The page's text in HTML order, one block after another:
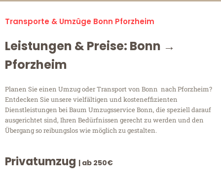
Transporte & Umzüge Bonn Pforzheim
Leistungen & Preise: Bonn →
Pforzheim
Planen Sie einen Umzug oder Transport von Bonn nach Pforzheim?
Entdecken Sie unsere vielfältigen und kosteneffizienten
Dienstleistungen bei Baum Umzugsservice Bonn, die speziell darauf
ausgerichtet sind, Ihren Bedürfnissen gerecht zu werden und den
Übergang so reibungslos wie möglich zu gestalten.
Privatumzug | ab 250€